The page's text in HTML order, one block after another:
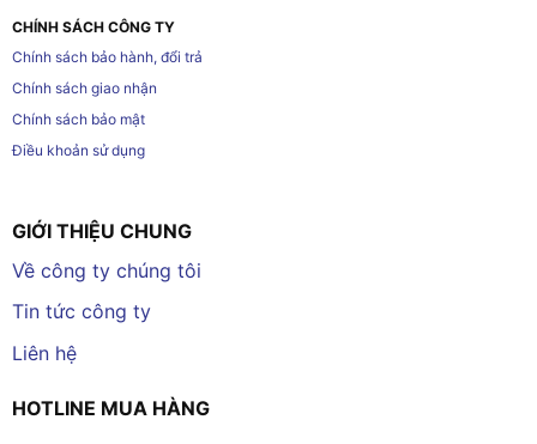
CHÍNH SÁCH CÔNG TY
Chính sách bảo hành, đổi trả
Chính sách giao nhận
Chính sách bảo mật
Điều khoản sử dụng
GIỚI THIỆU CHUNG
Về công ty chúng tôi
Tin tức công ty
Liên hệ
HOTLINE MUA HÀNG